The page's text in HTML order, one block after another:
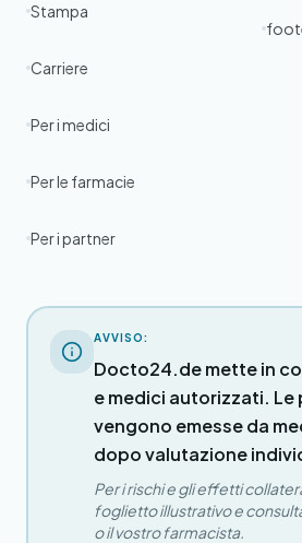
Stampa
Carriere
Per i medici
Per le farmacie
Per i partner
AVVISO:
Docto24.de mette in
e medici autorizzati. Le
vengono emesse da
dopo valutazione
Per i rischi e gli effetti
foglietto illustrativo e
o il vostro farmacista.